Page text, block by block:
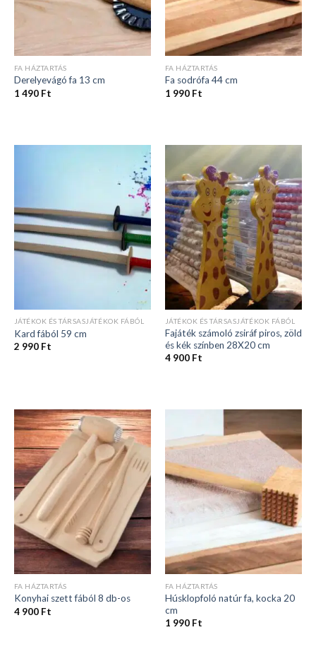
FA HÁZTARTÁS
Derelyevágó fa 13 cm
1 490 Ft
FA HÁZTARTÁS
Fa sodrófa 44 cm
1 990 Ft
JÁTÉKOK ÉS TÁRSASJÁTÉKOK FÁBÓL
Kard fából 59 cm
2 990 Ft
JÁTÉKOK ÉS TÁRSASJÁTÉKOK FÁBÓL
Fajáték számoló zsiráf piros, zöld
és kék színben 28X20 cm
4 900 Ft
FA HÁZTARTÁS
Konyhai szett fából 8 db-os
4 900 Ft
FA HÁZTARTÁS
Húsklopfoló natúr fa, kocka 20
cm
1 990 Ft